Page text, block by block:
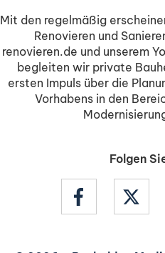
Mit den regelmäßig
Renovieren und
renovieren.de und unserem
begleiten wir private
ersten Impuls über die
Vorhabens in den
Folgen